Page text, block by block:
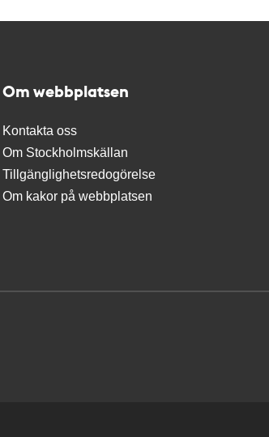
Om webbplatsen
Kontakta oss
Om Stockholmskällan
Tillgänglighetsredogörelse
Om kakor på webbplatsen